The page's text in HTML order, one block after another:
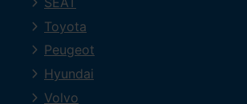
Toyota
Peugeot
Hyundai
Volvo